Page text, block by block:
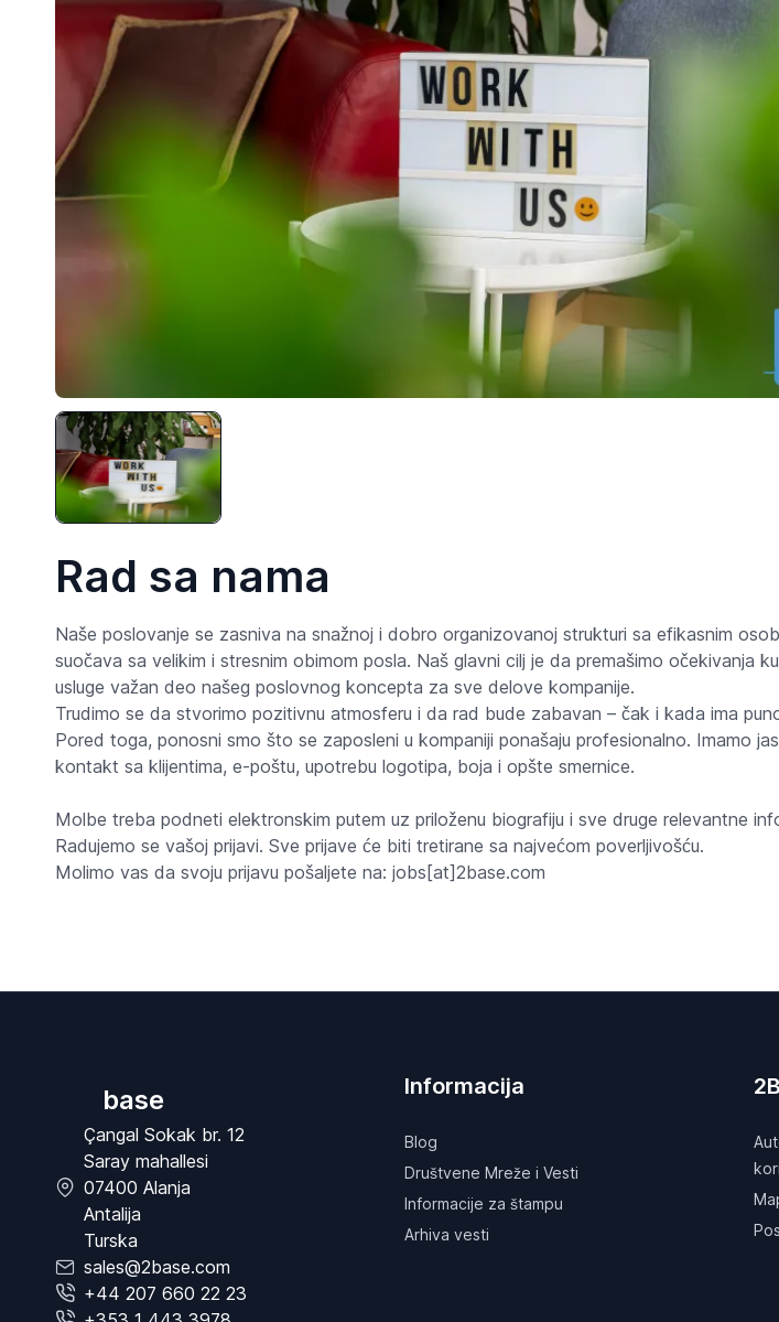
Rad sa nama
Naše poslovanje se zasniva na snažnoj i dobro organizovanoj strukturi sa efikasnim
suočava sa velikim i stresnim obimom posla. Naš glavni cilj je da premašimo očekivanja
usluge važan deo našeg poslovnog koncepta za sve delove kompanije.
Trudimo se da stvorimo pozitivnu atmosferu i da rad bude zabavan – čak i kada ima
Pored toga, ponosni smo što se zaposleni u kompaniji ponašaju profesionalno. Imamo
kontakt sa klijentima, e-poštu, upotrebu logotipa, boja i opšte smernice.
Molbe treba podneti elektronskim putem uz priloženu biografiju i sve druge relevantne
Radujemo se vašoj prijavi. Sve prijave će biti tretirane sa najvećom poverljivošću.
Molimo vas da svoju prijavu pošaljete na: jobs[at]2base.com
base
Çangal Sokak br. 12
Saray mahallesi
07400 Alanja
Antalija
Turska
sales@2base.com
+44 207 660 22 23
Informacija
Blog
Društvene Mreže i Vesti
Informacije za štampu
Arhiva vesti